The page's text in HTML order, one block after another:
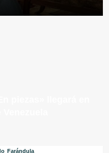
Farándula